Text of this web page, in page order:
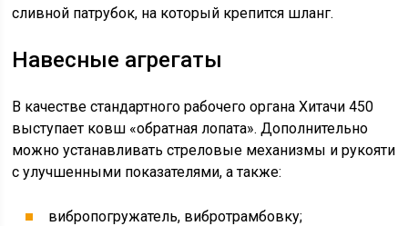
сливной патрубок, на который крепится шланг.
Навесные агрегаты
В качестве стандартного рабочего органа Хитачи 450
выступает ковш «обратная лопата». Дополнительно
можно устанавливать стреловые механизмы и рукояти
с улучшенными показателями, а также:
вибропогружатель, вибротрамбовку;